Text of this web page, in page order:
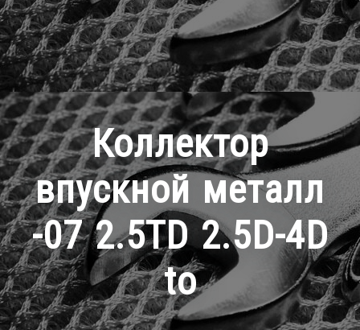
Коллектор
впускной металл
-07 2.5TD 2.5D-4D
to